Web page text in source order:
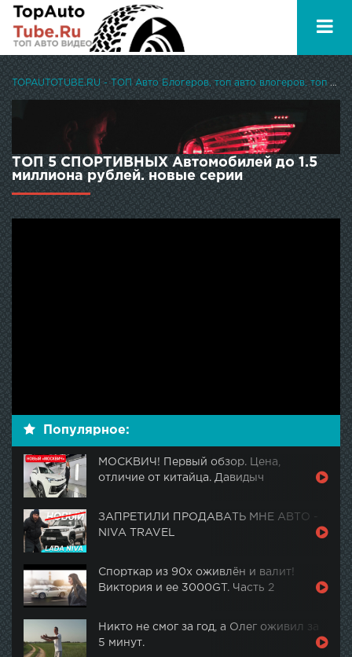
TOPAUTOTUBE.RU - ТОП Авто Блогеров, топ авто влогеров, топ авто ютуберов
ТОП 5 СПОРТИВНЫХ Автомобилей до 1.5
миллиона рублей. новые серии
Популярное:
МОСКВИЧ! Первый обзор. Цена,
отличие от китайца. Давидыч
ЗАПРЕТИЛИ ПРОДАВАТЬ МНЕ АВТО -
NIVA TRAVEL
Спорткар из 90х оживлён и валит!
Виктория и ее 3000GT. Часть 2
Никто не смог за год, а Олег оживил за
5 минут.